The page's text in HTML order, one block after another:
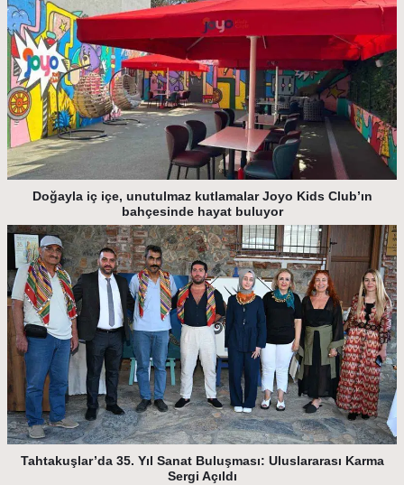
Doğayla iç içe, unutulmaz kutlamalar Joyo Kids Club’ın
bahçesinde hayat buluyor
Tahtakuşlar’da 35. Yıl Sanat Buluşması: Uluslararası Karma
Sergi Açıldı